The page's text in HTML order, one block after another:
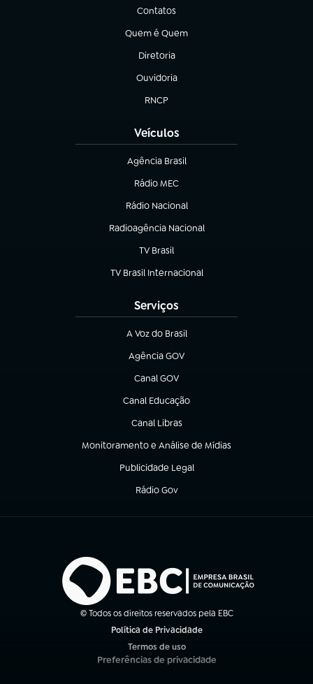
Contatos
(abre em nova aba)
Quem é Quem
(abre em nova aba)
Diretoria
(abre em nova aba)
Ouvidoria
(abre em nova aba)
RNCP
(abre em nova aba)
Veículos
Agência Brasil
(abre em nova aba)
Rádio MEC
(abre em nova aba)
Rádio Nacional
Radioagência Nacional
(abre em nova aba)
TV Brasil
(abre em nova aba)
TV Brasil Internacional
(abre em nova aba)
Serviços
A Voz do Brasil
(abre em nova aba)
Agência GOV
(abre em nova aba)
Canal GOV
(abre em nova aba)
Canal Educação
(abre em nova aba)
Canal Libras
(abre em nova aba)
Monitoramento e Análise de Mídias
(abre em nova aba)
Publicidade Legal
(abre em nova aba)
Rádio Gov
(abre em nova aba)
© Todos os direitos reservados pela EBC
Política de Privacidade
Termos de uso
(abre em nova aba)
Preferências de privacidade